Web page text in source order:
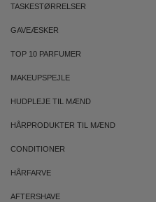
TASKESTØRRELSER
GAVEÆSKER
TOP 10 PARFUMER
MAKEUPSPEJLE
HUDPLEJE TIL MÆND
HÅRPRODUKTER TIL MÆND
CONDITIONER
HÅRFARVE
AFTERSHAVE